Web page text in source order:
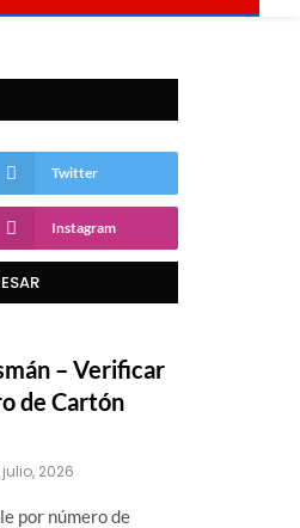
Twitter
Instagram
– Verificar
de Cartón
julio, 2026
por número de